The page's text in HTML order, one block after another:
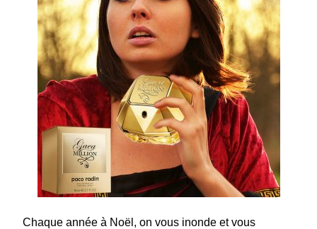
Chaque année à Noël, on vous inonde et vous